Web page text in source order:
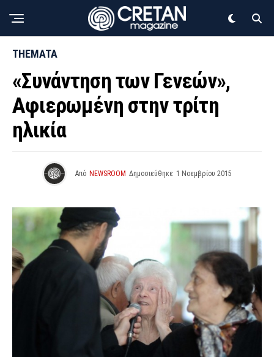
THEMATA
«Συνάντηση των Γενεών»,
Αφιερωμένη στην τρίτη
ηλικία
Από NEWSROOM Δημοσιεύθηκε 1 Νοεμβρίου 2015